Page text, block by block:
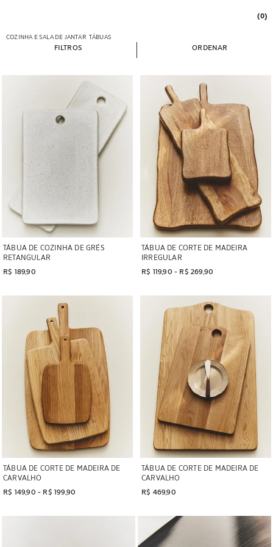
(0)
COZINHA E SALA DE JANTAR TÁBUAS
FILTROS ORDENAR
TÁBUA DE COZINHA DE GRÉS
RETANGULAR
R$ 189,90
Imagem alterada para 1 de 5
TÁBUA DE CORTE DE MADEIRA
IRREGULAR
R$ 119,90 - R$ 269,90
Imagem alterada para 1 de 6
TÁBUA DE CORTE DE MADEIRA DE
CARVALHO
R$ 149,90 - R$ 199,90
Imagem alterada para 1 de 6
TÁBUA DE CORTE DE MADEIRA DE
CARVALHO
R$ 469,90
Imagem alterada para 1 de 5